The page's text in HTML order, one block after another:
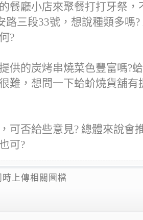
餐廳小店來聚餐打打牙祭
路三段33號，想說種類多嗎
?
供的炭烤串燒菜色豐富嗎?
難，想問一下蛤蚧燒貨舖
可否給些意見? 總體來說會
可?